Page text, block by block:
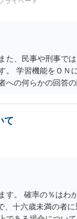
た、民事や刑事で
。 学習機能をＯＮ
への何らかの回答
たるとは思えませ
も思われません。
んが刑事民事の責
て
す。 確率の％はわ
十六歳未満の者